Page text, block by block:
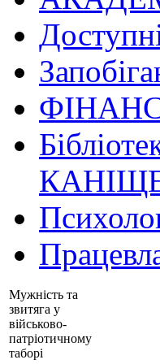
Мужність та
звитяга у
військово-
патріотичному
таборі